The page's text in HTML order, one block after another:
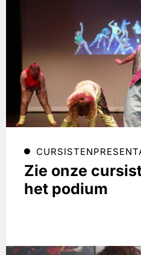
Zie onze
het podium